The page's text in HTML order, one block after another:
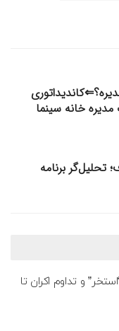
خانه سینما
تحلیل‌گر برنامه
و تداوم اکران تا